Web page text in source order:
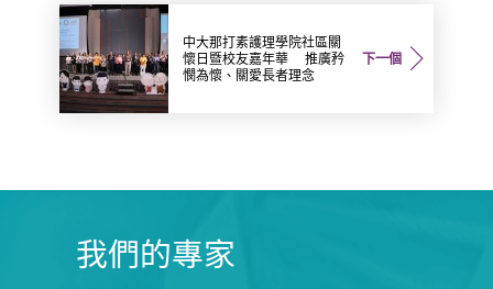
下一個
中大那打素護理學院社區關
懷日暨校友嘉年華 推廣矜
憫為懷、關愛長者理念
我們的專家